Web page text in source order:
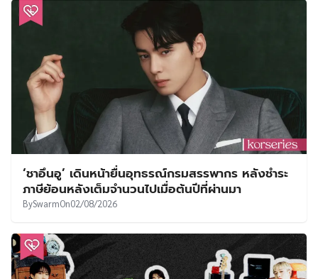
‘ชาอึนอู’ เดินหน้ายื่นอุทธรณ์กรมสรรพากร หลังชำระ
ภาษีย้อนหลังเต็มจำนวนไปเมื่อต้นปีที่ผ่านมา
BySwarmOn02/08/2026